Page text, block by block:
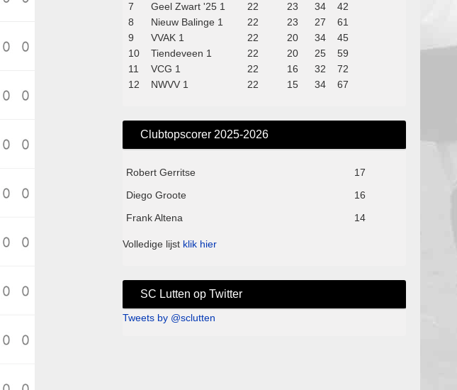
7
Geel Zwart '25 1 22 23 34
42
8
Nieuw Balinge 1 22 23 27
61
9
VVAK 1 22 20 34
45
10
Tiendeveen 1 22 20 25
59
11
VCG 1 22 16 32
72
12
NWVV 1 22 15 34 67
Clubtopscorer 2025-2026
Robert Gerritse
17
Diego Groote
16
Frank Altena
14
Volledige lijst klik hier
SC Lutten op Twitter
Tweets by @sclutten